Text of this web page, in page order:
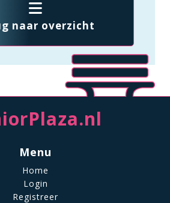
naar overzicht
Menu
Home
Login
Registreer